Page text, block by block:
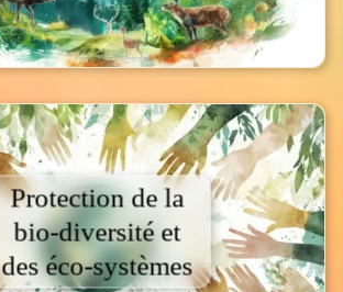
Protection de la
bio-diversité et
des éco-systèmes